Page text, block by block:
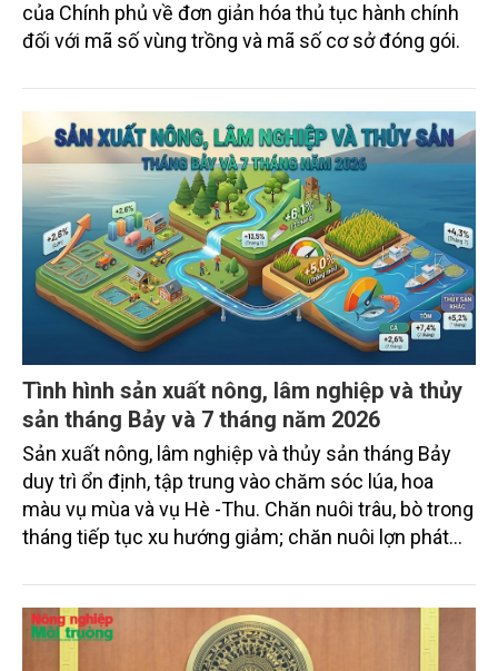
của Chính phủ về đơn giản hóa thủ tục hành chính
đối với mã số vùng trồng và mã số cơ sở đóng gói.
Tình hình sản xuất nông, lâm nghiệp và thủy
sản tháng Bảy và 7 tháng năm 2026
Sản xuất nông, lâm nghiệp và thủy sản tháng Bảy
duy trì ổn định, tập trung vào chăm sóc lúa, hoa
màu vụ mùa và vụ Hè -Thu. Chăn nuôi trâu, bò trong
tháng tiếp tục xu hướng giảm; chăn nuôi lợn phát
trưởng khá. Diện tích rừng trồng mới và sản lượng
thủy sản đều tăng nhẹ.